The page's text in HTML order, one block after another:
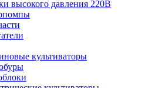
высокого давления 220В
культиваторы